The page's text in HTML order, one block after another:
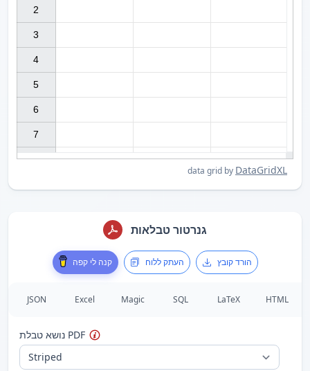
2
3
4
5
6
7
data grid by DataGridXL
גנרטור טבלאות
קנה לי קפה העתק ללוח הורד קובץ
JSON Excel Magic SQL LaTeX HTML
נושא טבלת PDF